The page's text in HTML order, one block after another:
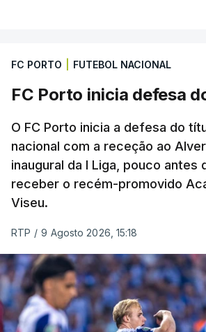
FC PORTO FUTEBOL NACIONAL
FC Porto inicia defesa
O FC Porto inicia a defesa do
nacional com a receção ao
inaugural da I Liga, pouco antes
receber o recém-promovido
Viseu.
RTP / 9 Agosto 2026, 15:18